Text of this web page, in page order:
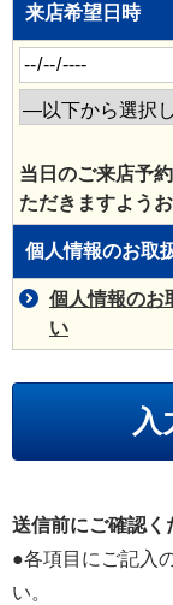
来店希望日時
当日のご来店予
ただきますよう
個人情報のお取
個人情報のお
い
こ
フ
ー
ル
ド
送信前にご確認く
●各項目にご記入
い。